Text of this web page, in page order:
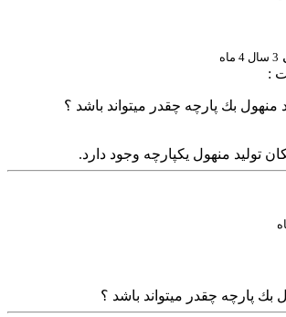
3 سال 4 ماه
:
منهول بك پارچه چقدر ميتواند باشد ؟
بك پارچه چقدر ميتواند باشد ؟